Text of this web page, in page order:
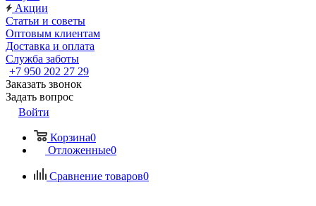
Акции
Статьи и советы
Оптовым клиентам
Доставка и оплата
Служба заботы
+7 950 202 27 29
Заказать звонок
Задать вопрос
Войти
Корзина0
Отложенные0
Сравнение товаров0